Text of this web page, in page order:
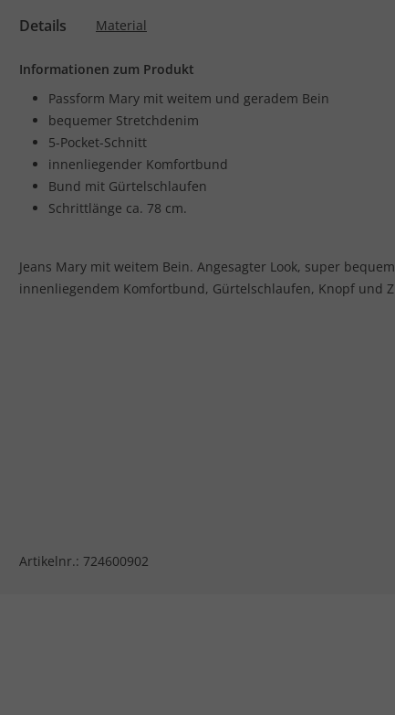
Details Material
Informationen zum Produkt
Passform Mary mit weitem und geradem Bein
bequemer Stretchdenim
5-Pocket-Schnitt
innenliegender Komfortbund
Bund mit Gürtelschlaufen
Schrittlänge ca. 78 cm.
Jeans Mary mit weitem Bein. Angesagter Look, super
innenliegendem Komfortbund, Gürtelschlaufen, Knopf und
Artikelnr.: 724600902